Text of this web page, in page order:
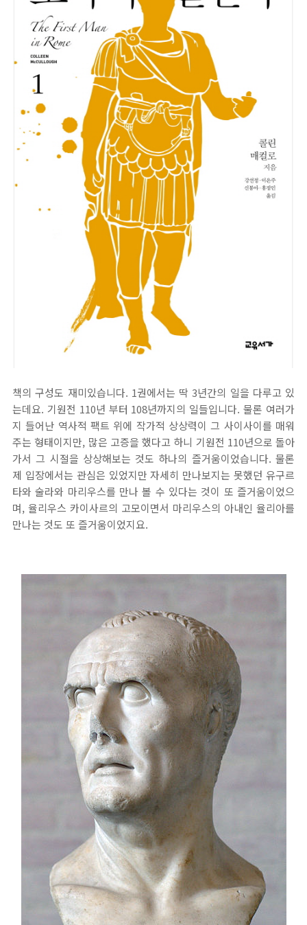
책의 구성도 재미있습니다. 1권에서는 딱 3년간의 일을 다루고 있
는데요. 기원전 110년 부터 108년까지의 일들입니다. 물론 여러가
지 들어난 역사적 팩트 위에 작가적 상상력이 그 사이사이를 매워
주는 형태이지만, 많은 고증을 했다고 하니 기원전 110년으로 돌아
가서 그 시절을 상상해보는 것도 하나의 즐거움이었습니다. 물론
제 입장에서는 관심은 있었지만 자세히 만나보지는 못했던 유구르
타와 술라와 마리우스를 만나 볼 수 있다는 것이 또 즐거움이었으
며, 율리우스 카이사르의 고모이면서 마리우스의 아내인 율리아를
만나는 것도 또 즐거움이었지요.